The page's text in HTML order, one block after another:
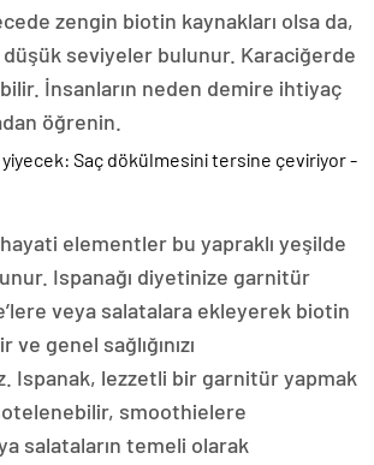
zengin biotin kaynakları olsa da,
düşük seviyeler bulunur. Karaciğerde
İnsanların neden demire ihtiyaç
öğrenin.
elementler bu yapraklı yeşilde
Ispanağı diyetinize garnitür
veya salatalara ekleyerek biotin
ve genel sağlığınızı
Ispanak, lezzetli bir garnitür yapmak
smoothielere
salataların temeli olarak